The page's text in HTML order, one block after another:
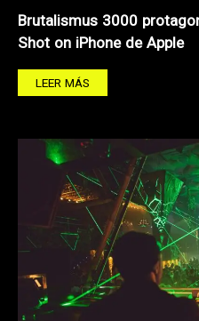
Brutalismus 3000
Shot on iPhone de Apple
LEER MÁS